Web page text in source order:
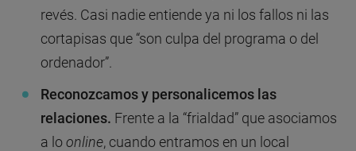
revés. Casi nadie entiende ya ni los fallos ni las
cortapisas que “son culpa del programa o del
ordenador”.
Reconozcamos y personalicemos las
relaciones. Frente a la “frialdad” que asociamos
a loonline, cuando entramos en un local